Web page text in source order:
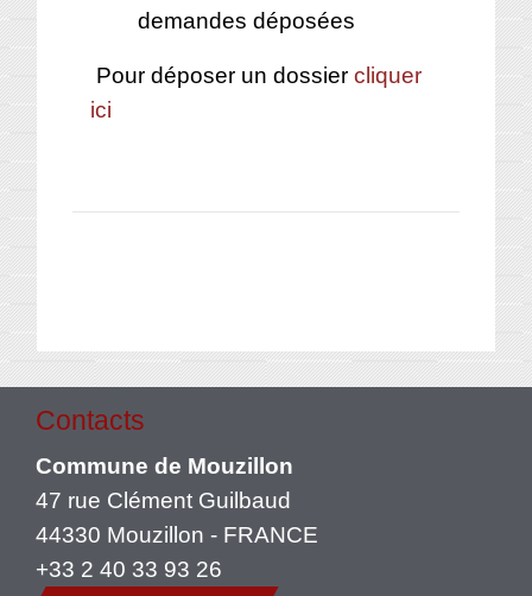
demandes déposées
Pour déposer un dossiercliquer
ici
Contacts
Commune de Mouzillon
47 rue Clément Guilbaud
44330 Mouzillon - FRANCE
+33 2 40 33 93 26